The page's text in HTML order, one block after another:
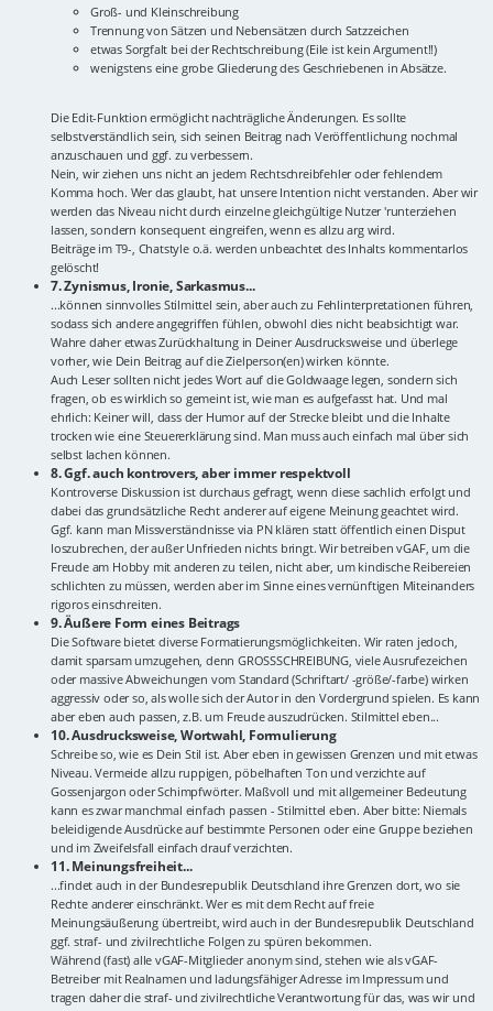
Groß- und Kleinschreibung
Trennung von Sätzen und Nebensätzen durch Satzzeichen
etwas Sorgfalt bei der Rechtschreibung (Eile ist kein Argument!!)
wenigstens eine grobe Gliederung des Geschriebenen in Absätze.
Die Edit-Funktion ermöglicht nachträgliche Änderungen. Es sollte
selbstverständlich sein, sich seinen Beitrag nach Veröffentlichung nochmal
anzuschauen und ggf. zu verbessern.
Nein, wir ziehen uns nicht an jedem Rechtschreibfehler oder fehlendem
Komma hoch. Wer das glaubt, hat unsere Intention nicht verstanden. Aber wir
werden das Niveau nicht durch einzelne gleichgültige Nutzer 'runterziehen
lassen, sondern konsequent eingreifen, wenn es allzu arg wird.
Beiträge im T9-, Chatstyle o.ä. werden unbeachtet des Inhalts kommentarlos
gelöscht!
7. Zynismus, Ironie, Sarkasmus...
...können sinnvolles Stilmittel sein, aber auch zu Fehlinterpretationen führen,
sodass sich andere angegriffen fühlen, obwohl dies nicht beabsichtigt war.
Wahre daher etwas Zurückhaltung in Deiner Ausdrucksweise und überlege
vorher, wie Dein Beitrag auf die Zielperson(en) wirken könnte.
Auch Leser sollten nicht jedes Wort auf die Goldwaage legen, sondern sich
fragen, ob es wirklich so gemeint ist, wie man es aufgefasst hat. Und mal
ehrlich: Keiner will, dass der Humor auf der Strecke bleibt und die Inhalte
trocken wie eine Steuererklärung sind. Man muss auch einfach mal über sich
selbst lachen können.
8. Ggf. auch kontrovers, aber immer respektvoll
Kontroverse Diskussion ist durchaus gefragt, wenn diese sachlich erfolgt und
dabei das grundsätzliche Recht anderer auf eigene Meinung geachtet wird.
Ggf. kann man Missverständnisse via PN klären statt öffentlich einen Disput
loszubrechen, der außer Unfrieden nichts bringt. Wir betreiben vGAF, um die
Freude am Hobby mit anderen zu teilen, nicht aber, um kindische Reibereien
schlichten zu müssen, werden aber im Sinne eines vernünftigen Miteinanders
rigoros einschreiten.
9. Äußere Form eines Beitrags
Die Software bietet diverse Formatierungsmöglichkeiten. Wir raten jedoch,
damit sparsam umzugehen, denn GROSSSCHREIBUNG, viele Ausrufezeichen
oder massive Abweichungen vom Standard (Schriftart/ -größe/-farbe) wirken
aggressiv oder so, als wolle sich der Autor in den Vordergrund spielen. Es kann
aber eben auch passen, z.B. um Freude auszudrücken. Stilmittel eben...
10. Ausdrucksweise, Wortwahl, Formulierung
Schreibe so, wie es Dein Stil ist. Aber eben in gewissen Grenzen und mit etwas
Niveau. Vermeide allzu ruppigen, pöbelhaften Ton und verzichte auf
Gossenjargon oder Schimpfwörter. Maßvoll und mit allgemeiner Bedeutung
kann es zwar manchmal einfach passen - Stilmittel eben. Aber bitte: Niemals
beleidigende Ausdrücke auf bestimmte Personen oder eine Gruppe beziehen
und im Zweifelsfall einfach drauf verzichten.
11. Meinungsfreiheit...
...findet auch in der Bundesrepublik Deutschland ihre Grenzen dort, wo sie
Rechte anderer einschränkt. Wer es mit dem Recht auf freie
Meinungsäußerung übertreibt, wird auch in der Bundesrepublik Deutschland
ggf. straf- und zivilrechtliche Folgen zu spüren bekommen.
Während (fast) alle vGAF-Mitglieder anonym sind, stehen wie als vGAF-
Betreiber mit Realnamen und ladungsfähiger Adresse im Impressum und
tragen daher die straf- und zivilrechtliche Verantwortung für das, was wir und